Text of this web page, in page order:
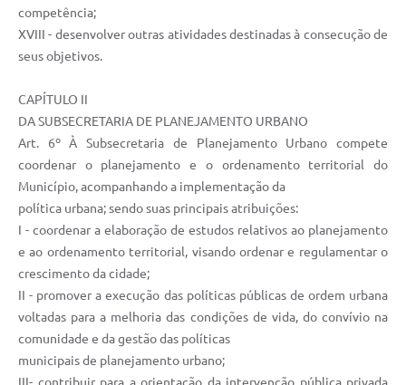
competência;
XVIII - desenvolver outras atividades destinadas à consecução de
seus objetivos.
CAPÍTULO II
DA SUBSECRETARIA DE PLANEJAMENTO URBANO
Art. 6º À Subsecretaria de Planejamento Urbano compete
coordenar o planejamento e o ordenamento territorial do
Município, acompanhando a implementação da
política urbana; sendo suas principais atribuições:
I - coordenar a elaboração de estudos relativos ao planejamento
e ao ordenamento territorial, visando ordenar e regulamentar o
crescimento da cidade;
II - promover a execução das políticas públicas de ordem urbana
voltadas para a melhoria das condições de vida, do convívio na
comunidade e da gestão das políticas
municipais de planejamento urbano;